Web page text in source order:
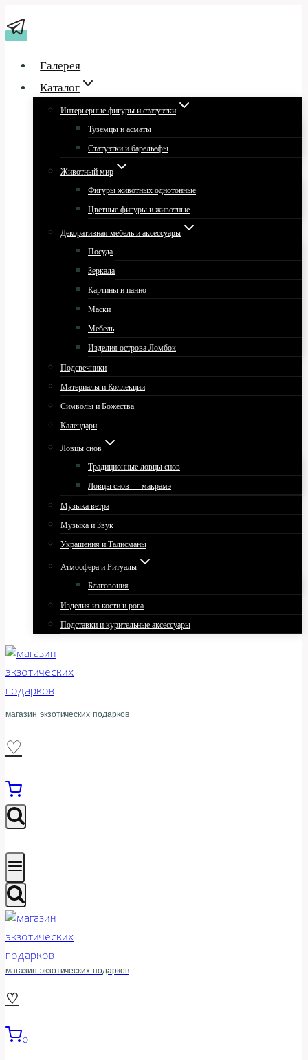
к
Галерея
Каталог
Интерьерные фигуры и статуэтки
Туземцы и асматы
Статуэтки и барельефы
Животный мир
Фигуры животных однотонные
Цветные фигуры и животные
Декоративная мебель и аксессуары
Посуда
Зеркала
Картины и панно
Маски
Мебель
Изделия острова Ломбок
Подсвечники
Материалы и Коллекции
Символы и Божества
Календари
Ловцы снов
Традиционные ловцы снов
Ловцы снов — макрамэ
Музыка ветра
Музыка и Звук
Украшения и Талисманы
Атмосфера и Ритуалы
Благовония
Изделия из кости и рога
Подставки и курительные аксессуары
магазин экзотических подарков
♡
магазин экзотических подарков
♡
0